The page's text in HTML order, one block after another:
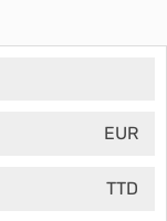
EUR
TTD